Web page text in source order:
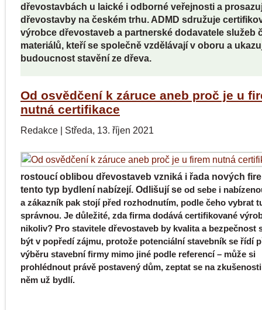
dřevostavbách u laické i odborné veřejnosti a
dřevostavby na českém trhu. ADMD sdružuje
výrobce dřevostaveb a partnerské dodavatele služeb
materiálů, kteří se společně vzdělávají v oboru a
budoucnost stavění ze dřeva.
Od osvědčení k záruce aneb proč je u
nutná certifikace
Redakce | Středa, 13. říjen 2021
rostoucí oblibou dřevostaveb vzniká i řada nových
tento typ bydlení nabízejí. Odlišují se od sebe i
a zákazník pak stojí před rozhodnutím, podle čeho vybrat
správnou. Je důležité, zda firma dodává certifikované
nikoliv? Pro stavitele dřevostaveb by kvalitaa bezpečnost
být v popředí zájmu, protože potenciální stavebník se řídí
výběru stavební firmy mimo jiné podle referencí – může si
prohlédnout právě postavený dům, zeptat se na
něm už bydlí.